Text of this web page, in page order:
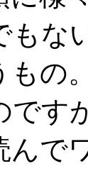
もな
の
です
んで